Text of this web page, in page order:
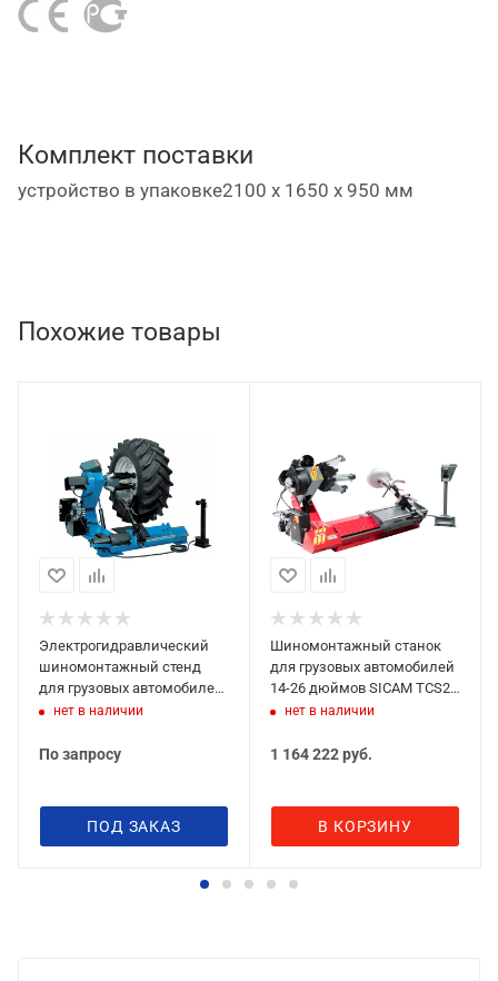
резиновой и металлической оплеткой имеет как
ручное управление, так и ножное с помощью
гидростанция – 1,1 кВт 380В/50Гц/3ф.
Комплект поставки
устройство в упаковке2100 x 1650 x 950 мм
Похожие товары
Электрогидравлический
шиномонтажный стенд
для грузовых автомобилей
и спецтехники Сивик
нет в наличии
По запросу
ПОД ЗАКАЗ
Шиномонтажный станок
для грузовых автомобилей
14-26 дюймов SICAM TCS26
(380V)
нет в наличии
1 164 222руб.
В КОРЗИНУ